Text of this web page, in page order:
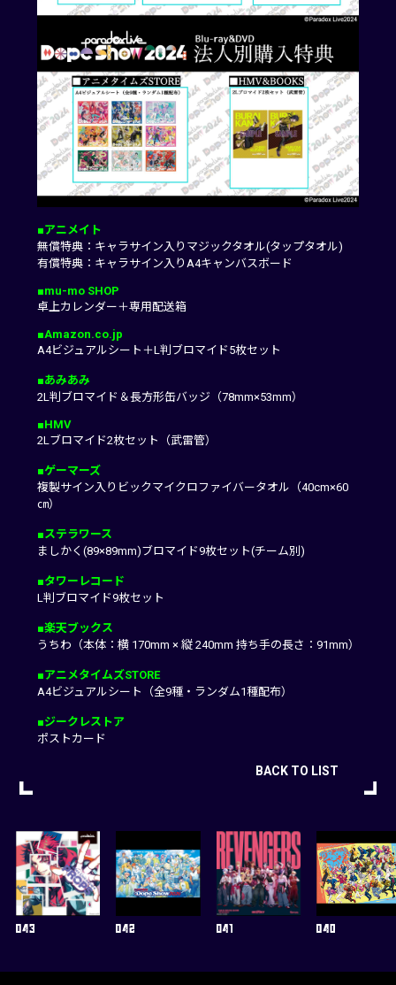
■アニメイト
無償特典：キャラサイン入りマジックタオル(タップタオル)
有償特典：キャラサイン入りA4キャンバスボード
■mu-mo SHOP
卓上カレンダー＋専用配送箱
■Amazon.co.jp
A4ビジュアルシート＋L判ブロマイド5枚セット
■あみあみ
2L判ブロマイド＆長方形缶バッジ（78mm×53mm）
■HMV
2Lブロマイド2枚セット（武雷管）
■ゲーマーズ
複製サイン入りビックマイクロファイバータオル（40cm×60
㎝）
■ステラワース
ましかく(89×89mm)ブロマイド9枚セット(チーム別)
■タワーレコード
L判ブロマイド9枚セット
■楽天ブックス
うちわ（本体：横 170mm × 縦 240mm 持ち手の長さ：91mm）
■アニメタイムズSTORE
A4ビジュアルシート（全9種・ランダム1種配布）
■ジークレストア
ポストカード
BACK TO LIST